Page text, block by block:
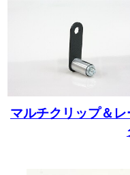
マルチクリップ＆